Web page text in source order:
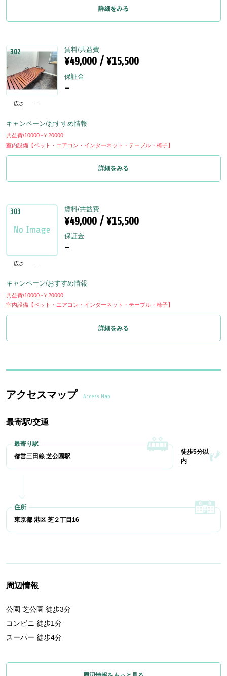
詳細をみる
302
広さ -
賃料/共益費
¥49,000 / ¥15,500
保証金
-
キャンペーン/おすすめ情報
共益費\10000~￥20000
室内設備【ベット・エアコン・インターネット・テーブル・椅子】
詳細をみる
303
広さ -
賃料/共益費
¥49,000 / ¥15,500
保証金
-
キャンペーン/おすすめ情報
共益費\10000~￥20000
室内設備【ベット・エアコン・インターネット・テーブル・椅子】
詳細をみる
アクセスマップ Access Map
最寄駅/交通
都営三田線 芝公園駅
徒歩5分以
内
東京都 港区 芝２丁目16
周辺情報
公園 芝公園 徒歩3分
コンビニ 徒歩1分
スーパー 徒歩4分